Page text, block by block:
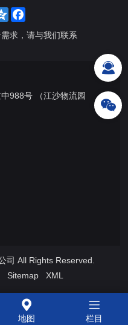
Qzone
求，请与我们联系
988号 （江沙物流园
司 All Rights Reserved.
Sitemap XML
地图 栏目